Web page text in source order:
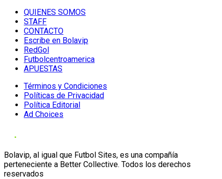
QUIENES SOMOS
STAFF
CONTACTO
Escribe en Bolavip
RedGol
Futbolcentroamerica
APUESTAS
Términos y Condiciones
Políticas de Privacidad
Política Editorial
Ad Choices
Bolavip, al igual que Futbol Sites, es una compañía
perteneciente a Better Collective. Todos los derechos
reservados